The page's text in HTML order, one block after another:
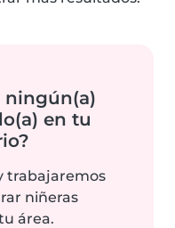
ningún(a)
en tu
trabajaremos
niñeras
área.